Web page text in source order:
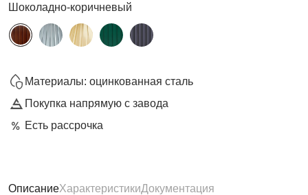
Шоколадно-коричневый
Материалы: оцинкованная сталь
Покупка напрямую с завода
Есть рассрочка
ОписаниеХарактеристикиДокументация